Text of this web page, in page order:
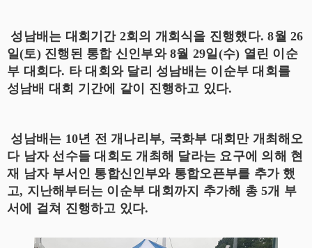
성남배는 대회기간 2회의 개회식을 진행했다. 8월 26
일(토) 진행된 통합 신인부와 8월 29일(수) 열린 이순
부 대회다. 타 대회와 달리 성남배는 이순부 대회를
성남배 대회 기간에 같이 진행하고 있다.
성남배는 10년 전 개나리부, 국화부 대회만 개최해오
다 남자 선수들 대회도 개최해 달라는 요구에 의해 현
재 남자 부서인 통합신인부와 통합오픈부를 추가 했
고, 지난해부터는 이순부 대회까지 추가해 총 5개 부
서에 걸쳐 진행하고 있다.